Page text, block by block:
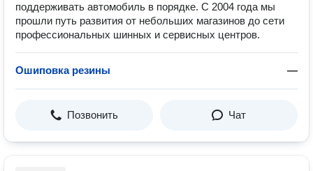
поддерживать автомобиль в порядке. С 2004 года мы
прошли путь развития от небольших магазинов до сети
профессиональных шинных и сервисных центров.
Ошиповка резины —
Позвонить Чат